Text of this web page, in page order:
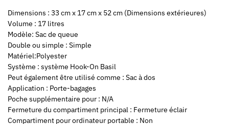
Dimensions : 33 cm x 17 cm x 52 cm (Dimensions extérieures)
Volume : 17 litres
Modèle: Sac de queue
Double ou simple : Simple
Matériel:Polyester
Système : système Hook-On Basil
Peut également être utilisé comme : Sac à dos
Application : Porte-bagages
Poche supplémentaire pour : N/A
Fermeture du compartiment principal : Fermeture éclair
Compartiment pour ordinateur portable : Non